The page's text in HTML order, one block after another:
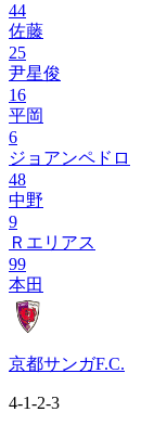
44
佐藤
25
尹星俊
16
平岡
6
ジョアンペドロ
48
中野
9
Ｒエリアス
99
本田
京都サンガF.C.
4-1-2-3